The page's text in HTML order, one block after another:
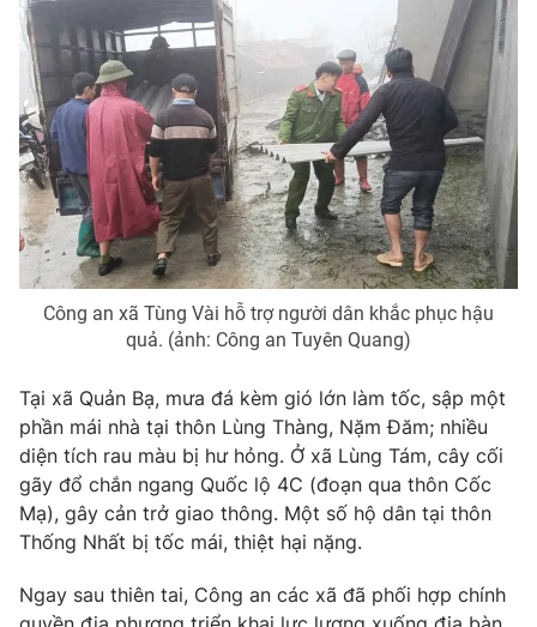
Phó Tổng Biên tập:
Nguyễn Thị Mỹ Hạnh, Phạm Quốc Thắng,
Nguyễn Trọng Ninh
Tổng đài VTV:024.38 355 931 - 024.38 355 932
Ðiện thoại Thời báo VTV: 024.66 897 897
Email:
toasoan@vtv.vn
Liên hệ quảng cáo:
024-7300.7108
® Cấm sao chép dưới mọi hình thức nếu không có sự chấp
thuận bằng văn bản. Ghi rõ nguồn VTV.vn khi phát hành lại
thông tin từ website này.
Công an xã Tùng Vài hỗ trợ người dân khắc phục hậu
quả. (ảnh: Công an Tuyên Quang)
Tại xã Quản Bạ, mưa đá kèm gió lớn làm tốc, sập một
phần mái nhà tại thôn Lùng Thàng, Nặm Đăm; nhiều
diện tích rau màu bị hư hỏng. Ở xã Lùng Tám, cây cối
gãy đổ chắn ngang Quốc lộ 4C (đoạn qua thôn Cốc
Mạ), gây cản trở giao thông. Một số hộ dân tại thôn
Thống Nhất bị tốc mái, thiệt hại nặng.
Ngay sau thiên tai, Công an các xã đã phối hợp chính